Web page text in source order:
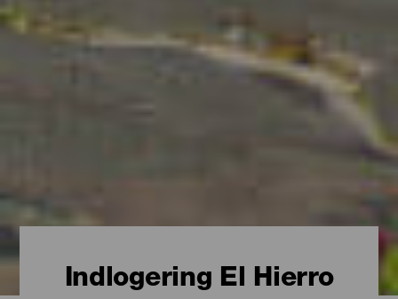
Indlogering El Hierro